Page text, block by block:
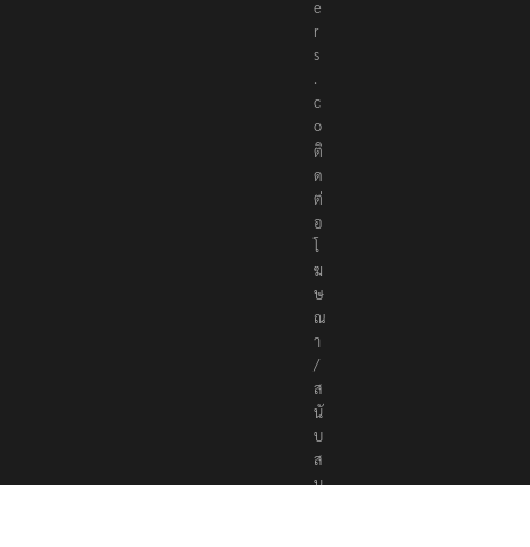
t
e
r
s
.
c
o
ติ
ด
ต่
อ
โ
ฆ
ษ
ณ
า
/
ส
นั
บ
ส